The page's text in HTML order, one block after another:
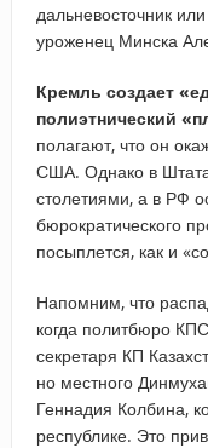
дальневосточник
уроженец Минска
Кремль создает
полиэтнический
полагают, что он
США. Однако в
столетиями, а в РФ
бюрократического
посыплется, как и
Напомним, что
когда политбюро
секретаря КП
но местного
Геннадия Колбина,
республике. Это